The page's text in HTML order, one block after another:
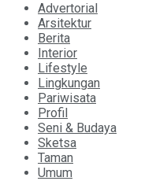
Advertorial
Arsitektur
Berita
Interior
Lifestyle
Lingkungan
Pariwisata
Profil
Seni & Budaya
Sketsa
Taman
Umum